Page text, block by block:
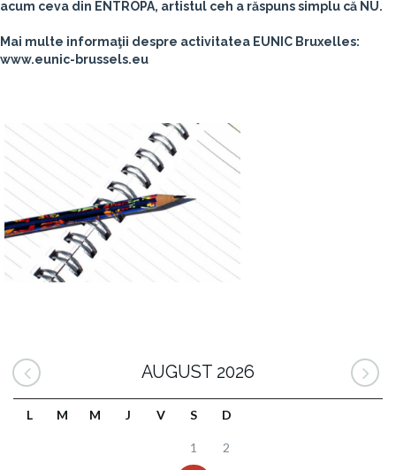
acum ceva din ENTROPA, artistul ceh a răspuns simplu că NU.
Mai multe informaţii despre activitatea EUNIC Bruxelles:
www.eunic-brussels.eu
AUGUST 2026
L M M J V S D
1 2